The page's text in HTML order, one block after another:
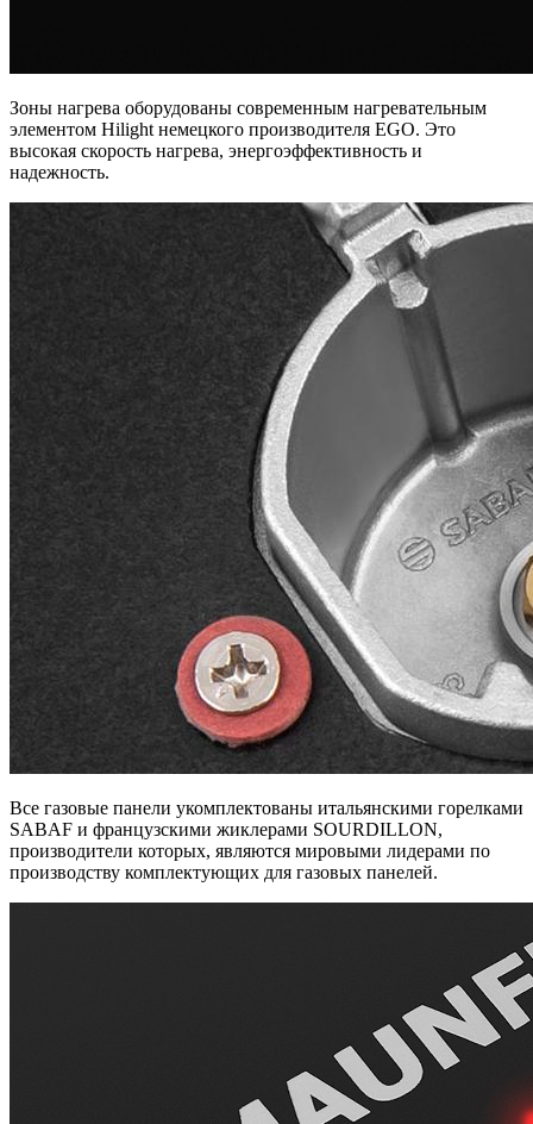
Зоны нагрева оборудованы современным нагревательным
элементом Hilight немецкого производителя EGO. Это
высокая скорость нагрева, энергоэффективность и
надежность.
Все газовые панели укомплектованы итальянскими горелками
SABAF и французскими жиклерами SOURDILLON,
производители которых, являются мировыми лидерами по
производству комплектующих для газовых панелей.